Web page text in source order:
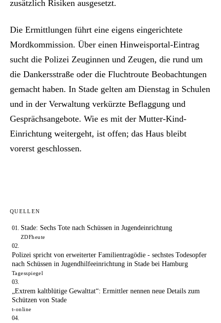
zusätzlich Risiken ausgesetzt.
Die Ermittlungen führt eine eigens eingerichtete
Mordkommission. Über einen Hinweisportal-Eintrag
sucht die Polizei Zeuginnen und Zeugen, die rund um
die Dankersstraße oder die Fluchtroute Beobachtungen
gemacht haben. In Stade gelten am Dienstag in Schulen
und in der Verwaltung verkürzte Beflaggung und
Gesprächsangebote. Wie es mit der Mutter-Kind-
Einrichtung weitergeht, ist offen; das Haus bleibt
vorerst geschlossen.
QUELLEN
Stade: Sechs Tote nach Schüssen in Jugendeinrichtung
ZDFheute
Polizei spricht von erweiterter Familientragödie - sechstes Todesopfer
nach Schüssen in Jugendhilfeeinrichtung in Stade bei Hamburg
Tagesspiegel
„Extrem kaltblütige Gewalttat“: Ermittler nennen neue Details zum
Schützen von Stade
t-online